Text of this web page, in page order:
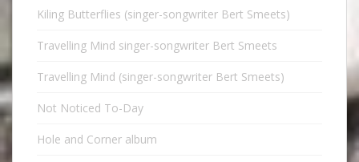
Kiling Butterflies (singer-songwriter Bert Smeets)
Travelling Mind singer-songwriter Bert Smeets
Travelling Mind (singer-songwriter Bert Smeets)
Not Noticed To-Day
Hole and Corner album